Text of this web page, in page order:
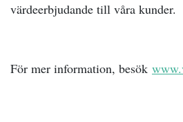
värdeerbjudande till våra kunder.
För mer information, besök